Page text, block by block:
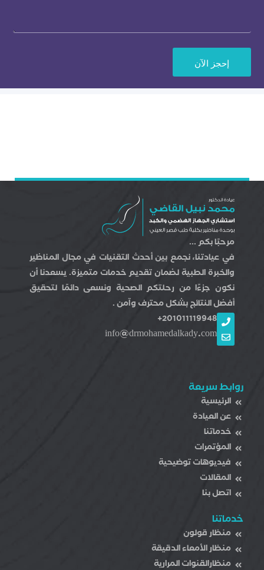
إحجز اﻵن
مرحبًا بكم ...
في عيادتنا، نجمع بين أحدث التقنيات في مجال المناظير
والخبرة الطبية لضمان تقديم خدمات متميزة. يسعدنا أن
نكون جزءًا من رحلتكم الصحية ونسعى دائمًا لتحقيق
أفضل النتائج بشكل محترف وآمن .
201011119948+
info@drmohamedalkady.com
روابط سريعة
الرئيسية
عن العيادة
خدماتنا
المؤتمرات
فيديوهات توضيحية
المقالات
اتصل بنا
خدماتنا
منظار قولون
منظار اﻷمعاء الدقيقة
منظارالقنوات المرارية